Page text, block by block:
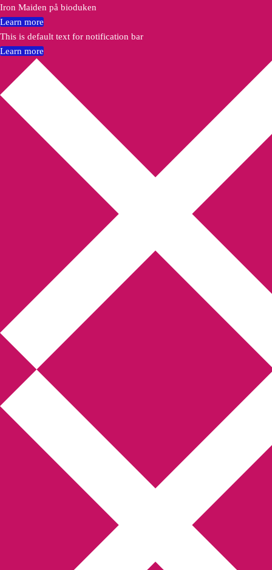
Annikas litteratur-
och kulturblogg
Deckare, kriminalromaner, thrillers
Hem Författarfemman
Webbshop Amazon
Bokbloggsjerka Bloggmaraton
Kriminalroman Min tv-blogg
Iron Maiden på bioduken
Learn more
This is default text for notification bar
Learn more